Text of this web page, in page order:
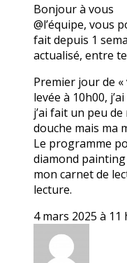
Bonjour à vous
@l’équipe, vous
fait depuis 1
actualisé, entre
Premier jour de «
levée à 10h00,
j’ai fait un peu de
douche mais ma
Le programme
diamond
mon carnet de
lecture.
4 mars 2025 à 11